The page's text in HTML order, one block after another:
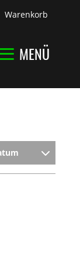
Warenkorb
MENÜ